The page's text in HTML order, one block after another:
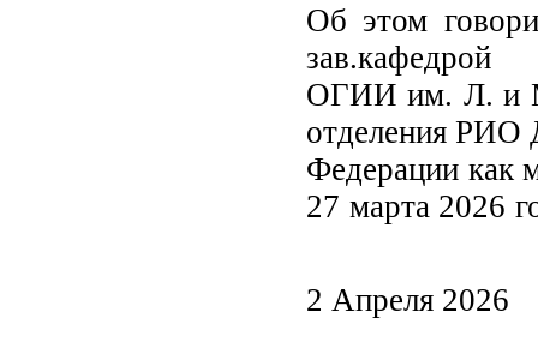
Об этом
зав.кафедрой
ОГИИ им. Л. и М.
отделения РИО
Федерации как
27 марта 2026
2 Апреля 2026